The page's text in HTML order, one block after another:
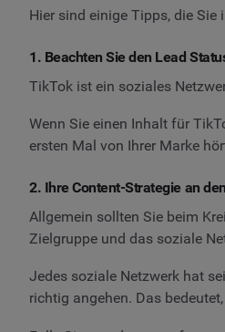
Hier sind einige Tipps, die Sie
1. Beachten Sie den Lead
TikTok ist ein soziales
Wenn Sie einen Inhalt für
ersten Mal von Ihrer Marke
2. Ihre Content-Strategie an
Allgemein sollten Sie beim
Zielgruppe und das soziale
Jedes soziale Netzwerk hat
richtig angehen. Das